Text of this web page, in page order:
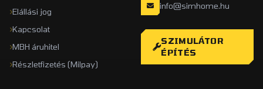
Elállási jog
Kapcsolat
MBH áruhitel
Részletfizetés (Milpay)
info@simhome.hu
SZIMULÁTOR
ÉPÍTÉS